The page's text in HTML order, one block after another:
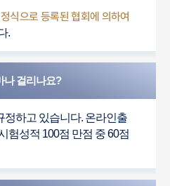
정식으로 등록된 협회에 의하여
.
나 걸리나요?
정하고 있습니다. 온라인출
험성적 100점 만점 중 60점